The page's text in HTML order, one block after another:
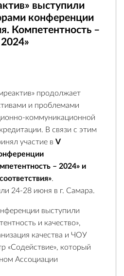
выступили
конференции
Компетентность –
2024»
продолжает
и проблемами
коммуникационной
В связи с этим
участие в V
– 2024» и
.
24-28 июня в г. Самара.
выступили
и качество»,
качества и ЧОУ
«Содействие», который
Ассоциации